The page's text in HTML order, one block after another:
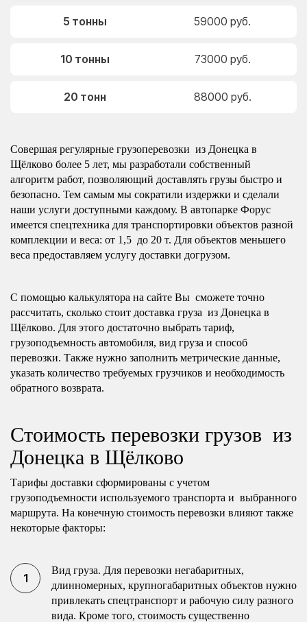
5 тонны 59000 руб.
10 тонны 73000 руб.
20 тонн 88000 руб.
Совершая регулярные грузоперевозки из Донецка в
Щёлково более 5 лет, мы разработали собственный
алгоритм работ, позволяющий доставлять грузы быстро и
безопасно. Тем самым мы сократили издержки и сделали
наши услуги доступными каждому. В автопарке Форус
имеется спецтехника для транспортировки объектов разной
комплекции и веса: от 1,5 до 20 т. Для объектов меньшего
веса предоставляем услугу доставки догрузом.
С помощью калькулятора на сайте Вы сможете точно
рассчитать, сколько стоит доставка груза из Донецка в
Щёлково. Для этого достаточно выбрать тариф,
грузоподъемность автомобиля, вид груза и способ
перевозки. Также нужно заполнить метрические данные,
указать количество требуемых грузчиков и необходимость
обратного возврата.
Стоимость перевозки грузов из
Донецка в Щёлково
Тарифы доставки сформированы с учетом
грузоподъемности используемого транспорта и выбранного
маршрута. На конечную стоимость перевозки влияют также
некоторые факторы:
Вид груза. Для перевозки негабаритных,
длинномерных, крупногабаритных объектов нужно
привлекать спецтранспорт и рабочую силу разного
вида. Кроме того, стоимость существенно